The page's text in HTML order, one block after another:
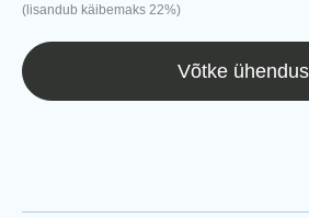
(lisandub käibemaks 22%)
Võtke